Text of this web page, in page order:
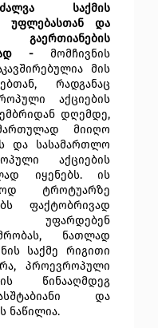
საქმის
უფლებასთან და
- მომჩივნის
მის
რადგანაც
აქციების
დღემდე,
მიიღო
და სასამართლო
აქციების
იყენებს. ის
ტროტუარზე
ფაქტობრივად
ნათლად
საქმე რიგითი
პროევროპული
წინააღმდეგ
და
ნაწილია.